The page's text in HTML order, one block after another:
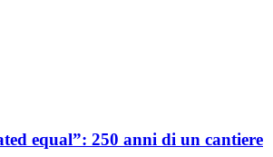
equal”: 250 anni di un cantiere